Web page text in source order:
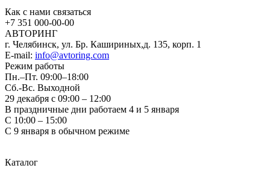
Как с нами связаться
+7 351 000-00-00
АВТОРИНГ
г. Челябинск, ул. Бр. Кашириных,д. 135, корп. 1
E-mail: info@avtoring.com
Режим работы
Пн.–Пт. 09:00–18:00
Сб.-Вс. Выходной
29 декабря с 09:00 – 12:00
В праздничные дни работаем 4 и 5 января
С 10:00 – 15:00
С 9 января в обычном режиме
Каталог